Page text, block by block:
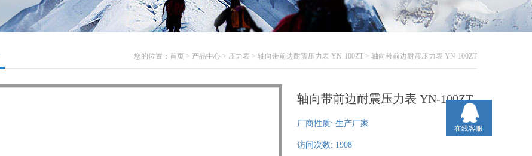
您的位置： 首页 > 产品中心 > 压力表 > 轴向带前边耐震压力表 YN-100ZT > 轴向带前边耐震压力表 YN-100ZT
轴向带前边耐震压力表 YN-100ZT
厂商性质: 生产厂家
访问次数: 1908
在线客服